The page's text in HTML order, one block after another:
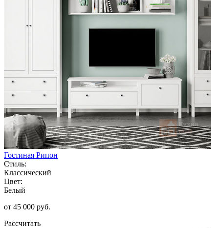
Гостиная Рипон
Стиль:
Классический
Цвет:
Белый
от 45 000 руб.
Рассчитать